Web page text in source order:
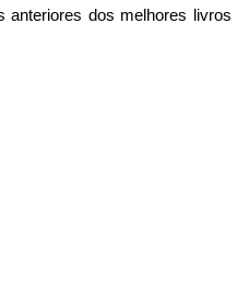
dos melhores livros